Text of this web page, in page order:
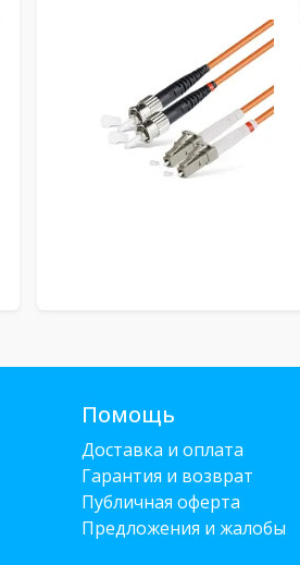
Помощь
Доставка и оплата
Гарантия и возврат
Публичная оферта
Предложения и жалобы